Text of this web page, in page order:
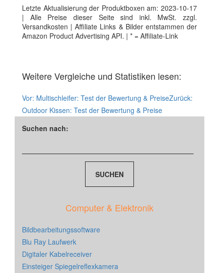
Letzte Aktualisierung der Produktboxen am: 2023-10-17
| Alle Preise dieser Seite sind inkl. MwSt. zzgl.
Versandkosten | Affiliate Links & Bilder entstammen der
Amazon Product Advertising API. | * = Affiliate-Link
Weitere Vergleiche und Statistiken lesen:
Vor: Multischleifer: Test der Bewertung & PreiseZurück:
Outdoor Kissen: Test der Bewertung & Preise
Suchen nach:
Computer & Elektronik
Bildbearbeitungssoftware
Blu Ray Laufwerk
Digitaler Kabelreceiver
Einsteiger Spiegelreflexkamera